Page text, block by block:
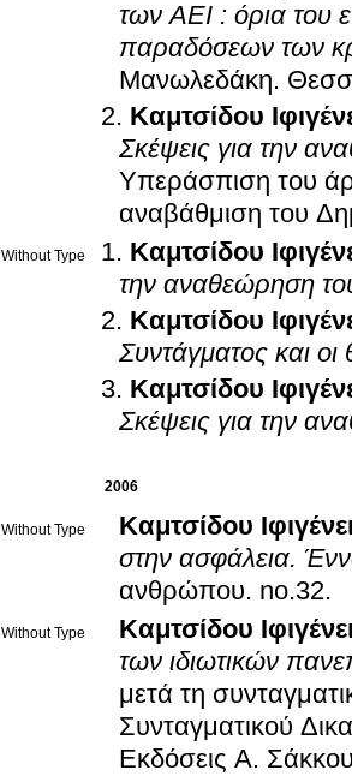
των ΑΕΙ : όρια του
παραδόσεων των
Μανωλεδάκη.
Καμτσίδου
Σκέψεις για την
Υπεράσπιση του
αναβάθμιση του
Without Type
Καμτσίδου
την αναθεώρηση
Καμτσίδου
Συντάγματος και οι
Καμτσίδου
Σκέψεις για την
2006
Without Type
Καμτσίδου
στην ασφάλεια.
ανθρώπου. no.32.
Without Type
Καμτσίδου
των ιδιωτικών
μετά τη
Συνταγματικού
Εκδόσεις Α.